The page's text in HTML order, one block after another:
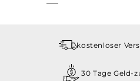
kostenloser
30 Tage Geld-